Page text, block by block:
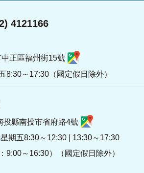
4121166
正區福州街15號
8:30～17:30（國定假日除外）
投縣南投市省府路4號
期五8:30～12:30 | 13:30～17:30
9:00～16:30）（國定假日除外）